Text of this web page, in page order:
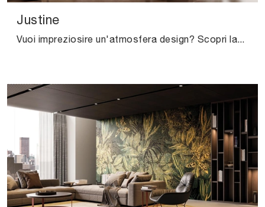
Justine
Vuoi impreziosire un'atmosfera design? Scopri la Carta da parati vinilica di Instabilelab: il modello Justine ti sta aspettando!